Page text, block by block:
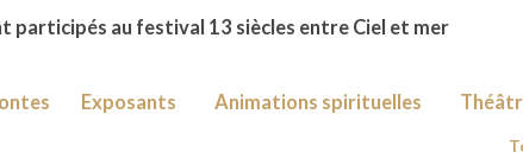
participés au festival 13 siècles entre Ciel et mer
Exposants Animations spirituelles